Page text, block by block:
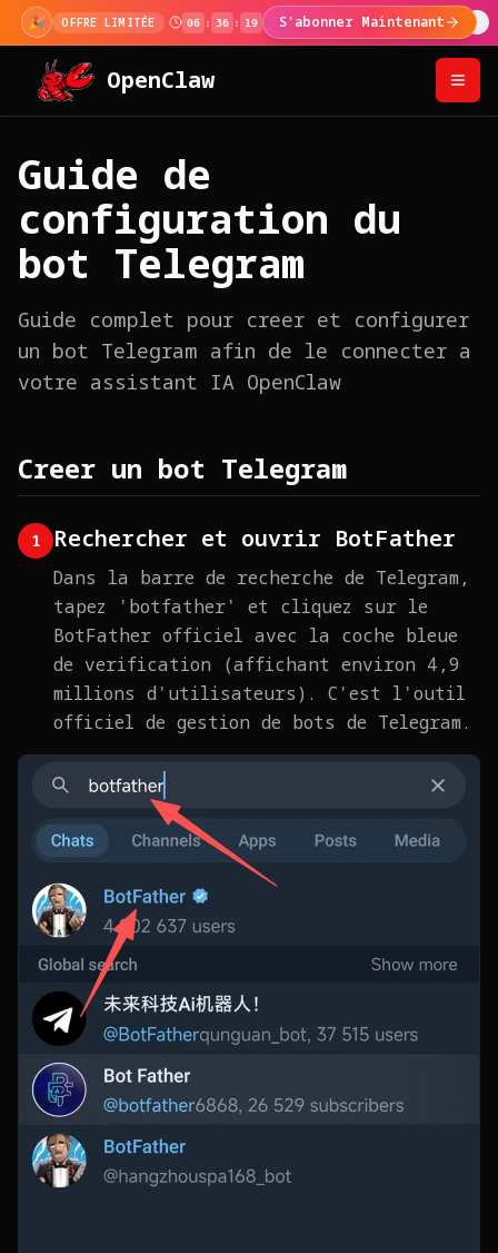
🎊 JALON 100K 100 000+ utilisateurs! Utilisez le code au
OpenClaw
Guide de
configuration du
bot Telegram
Guide complet pour creer et configurer
un bot Telegram afin de le connecter a
votre assistant IA OpenClaw
Creer un bot Telegram
1 Rechercher et ouvrir BotFather
Dans la barre de recherche de Telegram,
tapez 'botfather' et cliquez sur le
BotFather officiel avec la coche bleue
de verification (affichant environ 4,9
millions d'utilisateurs). C'est l'outil
officiel de gestion de bots de Telegram.